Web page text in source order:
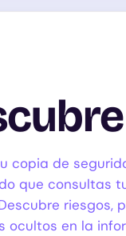
copia de
que consultas
riesgos,
ocultos en la